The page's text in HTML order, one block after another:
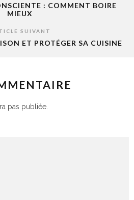
: COMMENT BOIRE
MIEUX
SUIVANT
ET PROTÉGER SA CUISINE
pas publiée.